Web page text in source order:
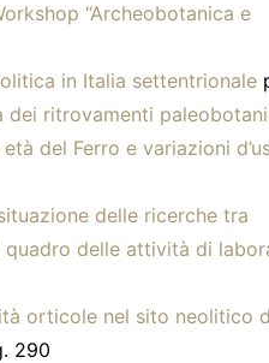
“Archeobotanica e
in Italia settentrionale
dei ritrovamenti
del Ferro e variazioni
delle ricerche tra
quadro delle attività di
orticole nel sito neolitico
290